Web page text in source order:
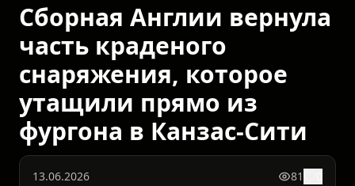
Сборная Англии вернула
часть краденого
снаряжения, которое
утащили прямо из
фургона в Канзас-Сити
13.06.2026 81